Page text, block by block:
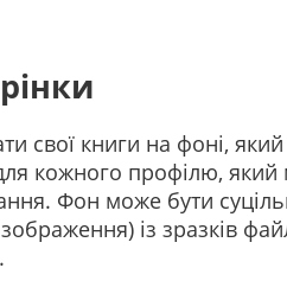
свої книги на фоні,
кожного профілю,
Фон може бути
із зразків